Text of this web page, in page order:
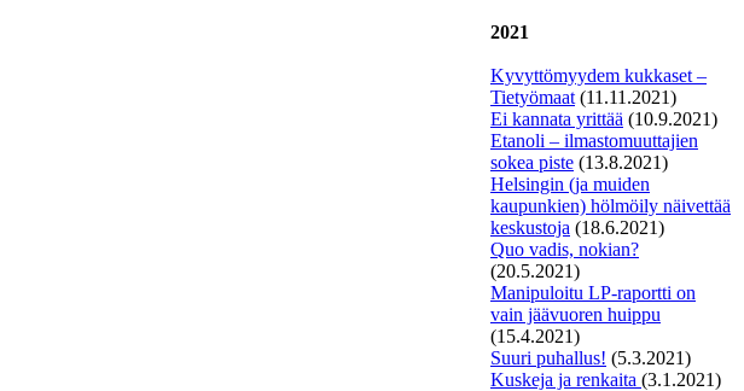
2021
Kyvyttömyydem kukkaset –
Tietyömaat (11.11.2021)
Ei kannata yrittää (10.9.2021)
Etanoli – ilmastomuuttajien
sokea piste (13.8.2021)
Helsingin (ja muiden
kaupunkien) hölmöily näivettää
keskustoja (18.6.2021)
Quo vadis, nokian?
(20.5.2021)
Manipuloitu LP-raportti on
vain jäävuoren huippu
(15.4.2021)
Suuri puhallus! (5.3.2021)
Kuskeja ja renkaita (3.1.2021)